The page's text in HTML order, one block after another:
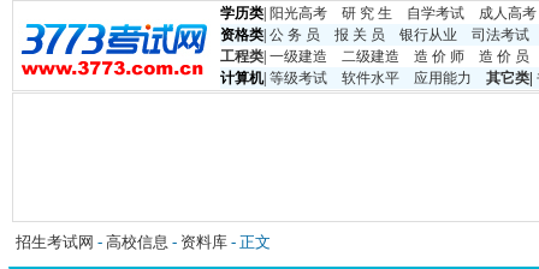
学历类 阳光高考 研 究 生 自学考试
成人高考
资格类 公 务 员 报 关 员 银行从业
司法考试
工程类 一级建造 二级建造 造 价 师
造 价 员
计算机| 等级考试 软件水平 应用能力 其它类
招生考试网 - 高校信息 - 资料库 - 正文